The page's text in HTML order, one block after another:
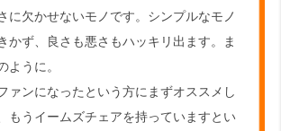
に欠かせないモノです。シンプルなモノ
かず、良さも悪さもハッキリ出ます。ま
ように。
ァンになったという方にまずオススメし
もうイームズチェアを持っていますとい